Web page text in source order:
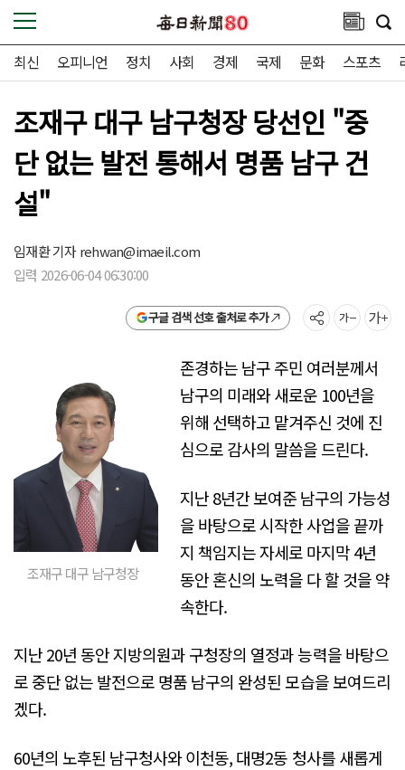
최신 오피니언 정치 사회 경제 국제 문화 스포츠
조재구 대구 남구청장 당선인 "중
단 없는 발전 통해서 명품 남구 건
설"
임재환 기자rehwan@imaeil.com
입력 2026-06-04 06:30:00
구글 검색 선호 출처로 추가
조재구 대구 남구청장
존경하는 남구 주민 여러분께서
남구의 미래와 새로운 100년을
위해 선택하고 맡겨주신 것에 진
심으로 감사의 말씀을 드린다.
지난 8년간 보여준 남구의 가능성
을 바탕으로 시작한 사업을 끝까
지 책임지는 자세로 마지막 4년
동안 혼신의 노력을 다 할 것을 약
속한다.
지난 20년 동안 지방의원과 구청장의 열정과 능력을 바탕으
로 중단 없는 발전으로 명품 남구의 완성된 모습을 보여드리
겠다.
60년의 노후된 남구청사와 이천동, 대명2동 청사를 새롭게